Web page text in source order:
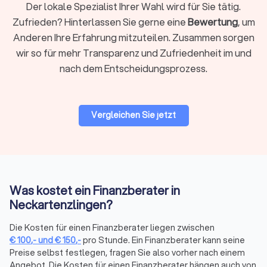
Unternehmensberatung & Finanzierung
Die Finanzierung von Unternehmen und Finanzfragen im
Rahmen der Unternehmensberatung ist ein anspruchsvolles
Themenfeld, bei dem ein spezialisierter Finanzberater die
um auch komplexe Situationen mit dem passenden Partner
Finanzberatung in Neckartenzlingen:
Versicherungen, Altersvorsorge,
Vermögensplanung und mehr
Die komplexe Welt der Finanzen wird mit dem richtigen
Der lokale Spezialist Ihrer Wahl wird für Sie tätig.
Zufrieden? Hinterlassen Sie gerne eineBewertung, um
Anderen Ihre Erfahrung mitzuteilen. Zusammen sorgen
wir so für mehr Transparenz und Zufriedenheit im und
nach dem Entscheidungsprozess.
Vergleichen Sie jetzt
Was kostet ein Finanzberater in
Neckartenzlingen?
Die Kosten für einen Finanzberater liegen zwischen
€100,-und€150,-pro Stunde. Ein Finanzberater kann seine
Preise selbst festlegen, fragen Sie also vorher nach einem